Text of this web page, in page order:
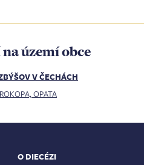
území obce
V ČECHÁCH
OPATA
O DIECÉZI